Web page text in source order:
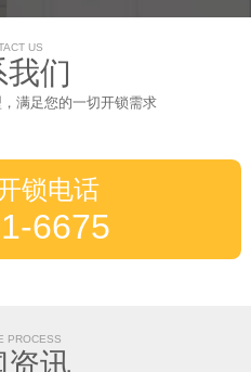
US
们
满足您的一切开锁需求
锁电话
6675
PROCESS
资讯